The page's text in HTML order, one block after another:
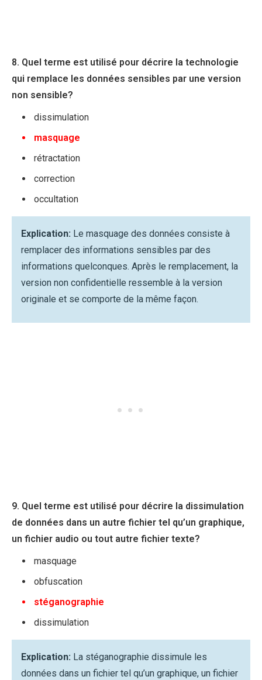
8. Quel terme est utilisé pour décrire la technologie
qui remplace les données sensibles par une version
non sensible?
dissimulation
masquage
rétractation
correction
occultation
Explication: Le masquage des données consiste à
remplacer des informations sensibles par des
informations quelconques. Après le remplacement, la
version non confidentielle ressemble à la version
originale et se comporte de la même façon.
9. Quel terme est utilisé pour décrire la dissimulation
de données dans un autre fichier tel qu’un graphique,
un fichier audio ou tout autre fichier texte?
masquage
obfuscation
stéganographie
dissimulation
Explication: La stéganographie dissimule les
données dans un fichier tel qu’un graphique, un fichier